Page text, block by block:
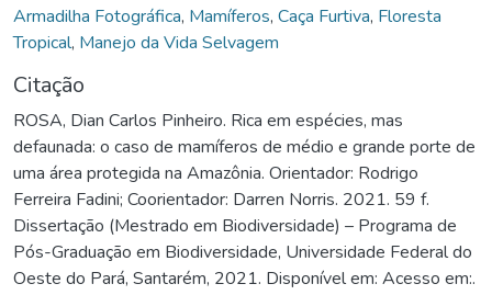
Armadilha Fotográfica, Mamíferos, Caça Furtiva, Floresta
Tropical, Manejo da Vida Selvagem
Citação
ROSA, Dian Carlos Pinheiro. Rica em espécies, mas
defaunada: o caso de mamíferos de médio e grande porte de
uma área protegida na Amazônia. Orientador: Rodrigo
Ferreira Fadini; Coorientador: Darren Norris. 2021. 59 f.
Dissertação (Mestrado em Biodiversidade) – Programa de
Pós-Graduação em Biodiversidade, Universidade Federal do
Oeste do Pará, Santarém, 2021. Disponível em: Acesso em:.